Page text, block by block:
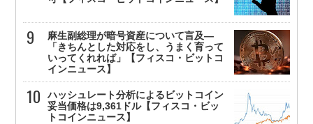
麻生副総理が暗号資産について言及—
「きちんとした対応をし、うまく育って
いってくれれば」【フィスコ・ビットコ
インニュース】
ハッシュレート分析によるビットコイン
妥当価格は9,361ドル【フィスコ・ビッ
トコインニュース】